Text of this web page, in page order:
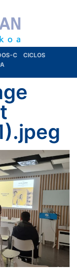
C
CICLOS
completo…